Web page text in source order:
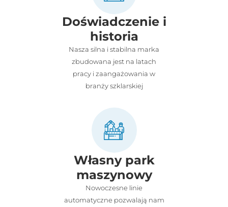
Doświadczenie i
historia
Nasza silna i stabilna marka
zbudowana jest na latach
pracy i zaangażowania w
branży szklarskiej
Własny park
maszynowy
Nowoczesne linie
automatyczne pozwalają nam